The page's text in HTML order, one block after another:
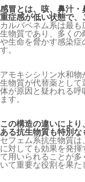
感冒とは、咳、鼻汁・
重症感が低い状態で
カルバペネム系は最
生物質であり、多く
や生命を脅かす感染症
す。
アモキシシリン水和
生物質が代替薬とし
体が原因と疑われる呼
ます。
この構造の違いによ
ある抗生物質も特別
セフェム系抗生物質
に対しても効果を発
て用いられることが
いて重要な役割を果た